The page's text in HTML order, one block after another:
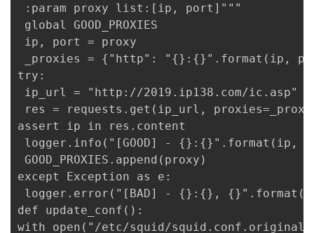
:param proxy list:[ip, port]"""
global GOOD_PROXIES
ip, port = proxy
_proxies = {"http": "{}:{}".format(ip,
try:
ip_url = "http://2019.ip138.com/ic.asp"
res = requests.get(ip_url,
assert ip in res.content
logger.info("[GOOD] - {}:{}".format(ip,
GOOD_PROXIES.append(proxy)
except Exception as e:
logger.error("[BAD] - {}:{},
def update_conf():
with open("/etc/squid/